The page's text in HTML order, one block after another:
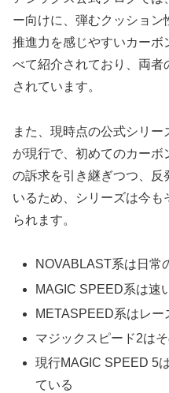
ー向けに、弾むクッショ
推進力を感じやすいカーボ
べて紹介されており、両
されています。
また、現時点の公式シリ
が現行で、初めてのカーボ
の訴求を引き継ぎつつ、反
いるため、シリーズは今も
られます。
NOVABLAST系は日常
MAGIC SPEED系は速
METASPEED系はレー
マジックスピード2は
現行MAGIC SPEED 5
ている